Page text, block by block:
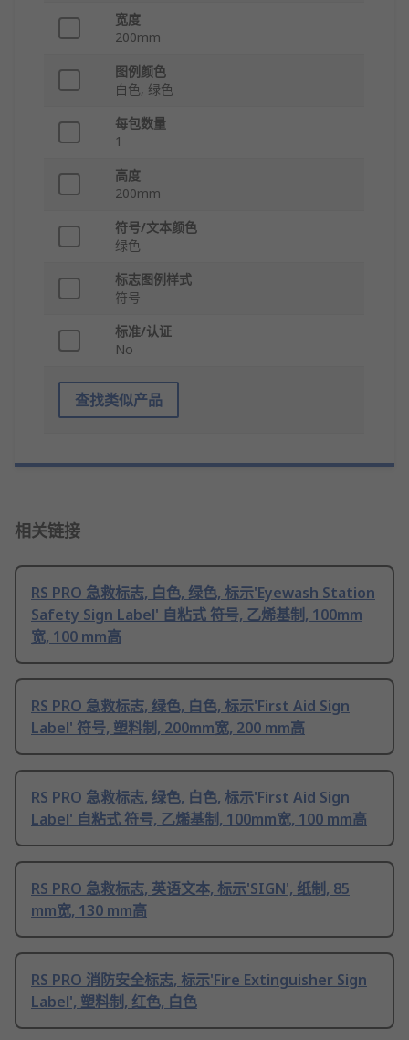
宽度
200mm
图例颜色
白色, 绿色
每包数量
1
高度
200mm
符号/文本颜色
绿色
标志图例样式
符号
标准/认证
No
查找类似产品
相关链接
RS PRO 急救标志, 白色, 绿色, 标示'Eyewash Station
Safety Sign Label' 自粘式 符号, 乙烯基制, 100mm
宽, 100 mm高
RS PRO 急救标志, 绿色, 白色, 标示'First Aid Sign
Label' 符号, 塑料制, 200mm宽, 200 mm高
RS PRO 急救标志, 绿色, 白色, 标示'First Aid Sign
Label' 自粘式 符号, 乙烯基制, 100mm宽, 100 mm高
RS PRO 急救标志, 英语文本, 标示'SIGN', 纸制, 85
mm宽, 130 mm高
RS PRO 消防安全标志, 标示'Fire Extinguisher Sign
Label', 塑料制, 红色, 白色